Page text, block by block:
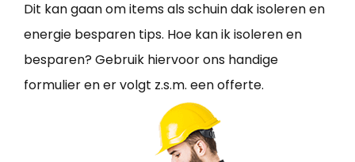
Dit kan gaan om items als schuin dak isoleren en
energie besparen tips. Hoe kan ik isoleren en
besparen? Gebruik hiervoor ons handige
formulier en er volgt z.s.m. een offerte.